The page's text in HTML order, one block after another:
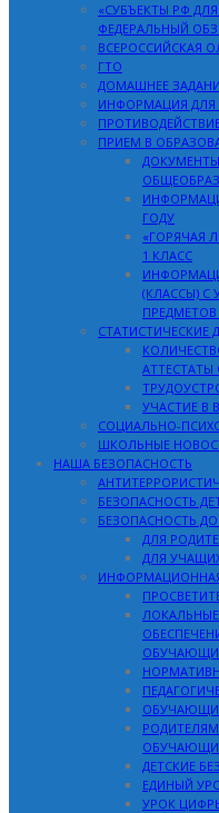
«СУБЪЕКТЫ РФ
ФЕДЕРАЛЬНЫЙ
ВСЕРОССИЙСКАЯ
ГТО
ДОМАШНЕЕ
ИНФОРМАЦИЯ ДЛЯ
ПРИЕМ В
ГОДУ
«ГОРЯЧАЯ
1 КЛАСС
(КЛАССЫ) С
СТАТИСТИЧЕСКИЕ
УЧАСТИЕ В
СОЦИАЛЬНО-
ШКОЛЬНЫЕ
НАША БЕЗОПАСНОСТЬ
БЕЗОПАСНОСТЬ
БЕЗОПАСНОСТЬ
ДЛЯ
ДЛЯ
ДЕТСКИЕ
ЕДИНЫЙ
УРОК